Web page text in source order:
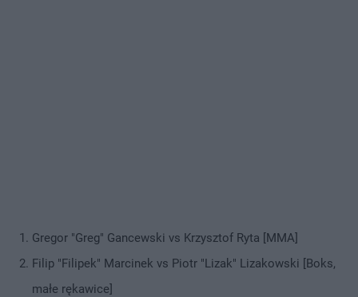
Gregor "Greg" Gancewski vs Krzysztof Ryta [MMA]
Filip "Filipek" Marcinek vs Piotr "Lizak" Lizakowski [Boks,
małe rękawice]